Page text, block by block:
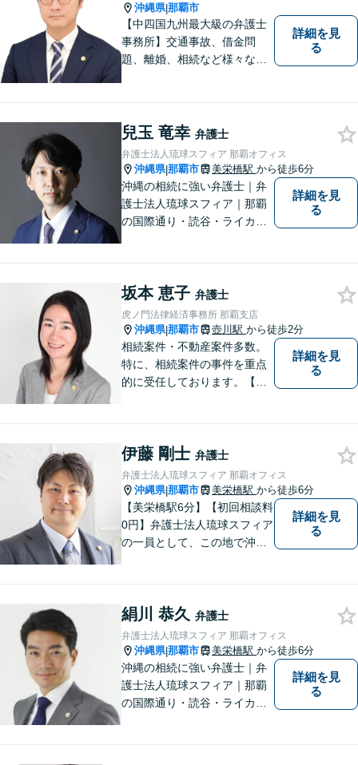
沖縄県|那覇市
【中四国九州最大級の弁護士
事務所】交通事故、借金問
題、離婚、相続など様々な問
い！
詳細を見
る
兒玉 竜幸 弁護士
弁護士法人琉球スフィア 那覇オフィス
沖縄県|那覇市 美栄橋駅 から徒歩6分
沖縄の相続に強い弁護士｜弁
護士法人琉球スフィア｜那覇
の国際通り・読谷・ライカム
に対応し、あなたの立場に立
ったベストな紛争解決を導く
ことを常に大切にしていま
す。
詳細を見
る
坂本 恵子 弁護士
虎ノ門法律経済事務所 那覇支店
沖縄県|那覇市 壺川駅 から徒歩2分
相続案件・不動産案件多数。
特に、相続案件の事件を重点
的に受任しております。【初
働問題については、雇用主の
方からのご相談のみとさせて
いただいております。
詳細を見
る
伊藤 剛士 弁護士
弁護士法人琉球スフィア 那覇オフィス
沖縄県|那覇市 美栄橋駅 から徒歩6分
【美栄橋駅6分】【初回相談料
0円】弁護士法人琉球スフィア
の一員として、この地で沖縄
ございませんので、安心して
経験豊富な弁護士にご相談く
ださい。
詳細を見
る
絹川 恭久 弁護士
弁護士法人琉球スフィア 那覇オフィス
沖縄県|那覇市 美栄橋駅 から徒歩6分
沖縄の相続に強い弁護士｜弁
護士法人琉球スフィア｜那覇
の国際通り・読谷・ライカム
詳細を見
る